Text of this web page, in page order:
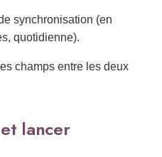
synchronisation (en
quotidienne).
champs entre les deux
lancer